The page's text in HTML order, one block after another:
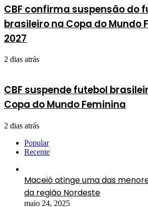
CBF confirma suspensão do
brasileiro na Copa do Mundo
2027
2 dias atrás
CBF suspende futebol
Copa do Mundo Feminina
2 dias atrás
Popular
Recente
Maceió atinge uma das
da região Nordeste
maio 24, 2025